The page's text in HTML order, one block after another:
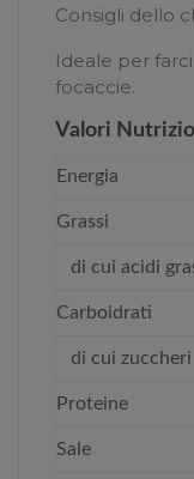
Consigli dello
Ideale per
focaccie.
Valori
Energia
Grassi
di cui acidi
Carboidrati
di cui zuccheri
Proteine
Sale